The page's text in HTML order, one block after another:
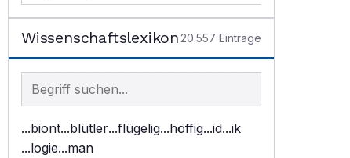
Wissenschaftslexikon 20.557 Einträge
Begriff im Lexikon suchen
...biont...blütler...flügelig...höffig...id...ik
...logie...man